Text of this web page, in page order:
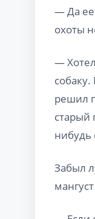
— Да
охоты
—
решил
старый
нибудь
Забыл